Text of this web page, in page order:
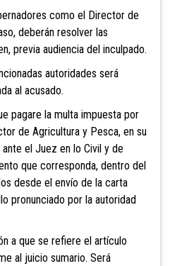
como el Director de
deberán resolver las
previa audiencia del inculpado.
autoridades será
al acusado.
pagare la multa impuesta por
de Agricultura y Pesca, en su
el Juez en lo Civil y de
que corresponda, dentro del
desde el envío de la carta
pronunciado por la autoridad
a que se refiere el artículo
al juicio sumario. Será